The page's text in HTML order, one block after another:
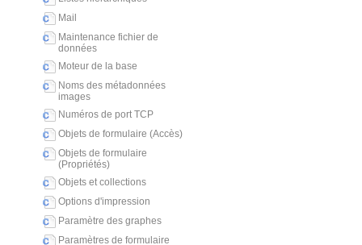
Mail
Maintenance fichier de
données
Moteur de la base
Noms des métadonnées
images
Numéros de port TCP
Objets de formulaire (Accès)
Objets de formulaire
(Propriétés)
Objets et collections
Options d'impression
Paramètre des graphes
Paramètres de formulaire